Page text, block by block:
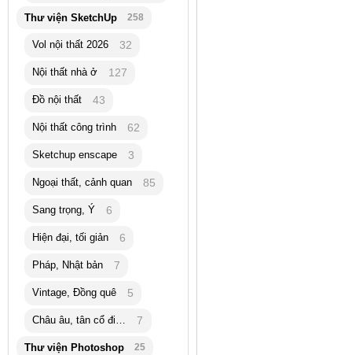
Thư viện SketchUp 258
Vol nội thất 2026 32
Nội thất nhà ở 127
Đồ nội thất 43
Nội thất công trình 62
Sketchup enscape 3
Ngoại thất, cảnh quan 85
Sang trọng, Ý 6
Hiện đại, tối giản 6
Pháp, Nhật bản 7
Vintage, Đồng quê 5
Châu âu, tân cổ điển 7
Thư viện Photoshop 25